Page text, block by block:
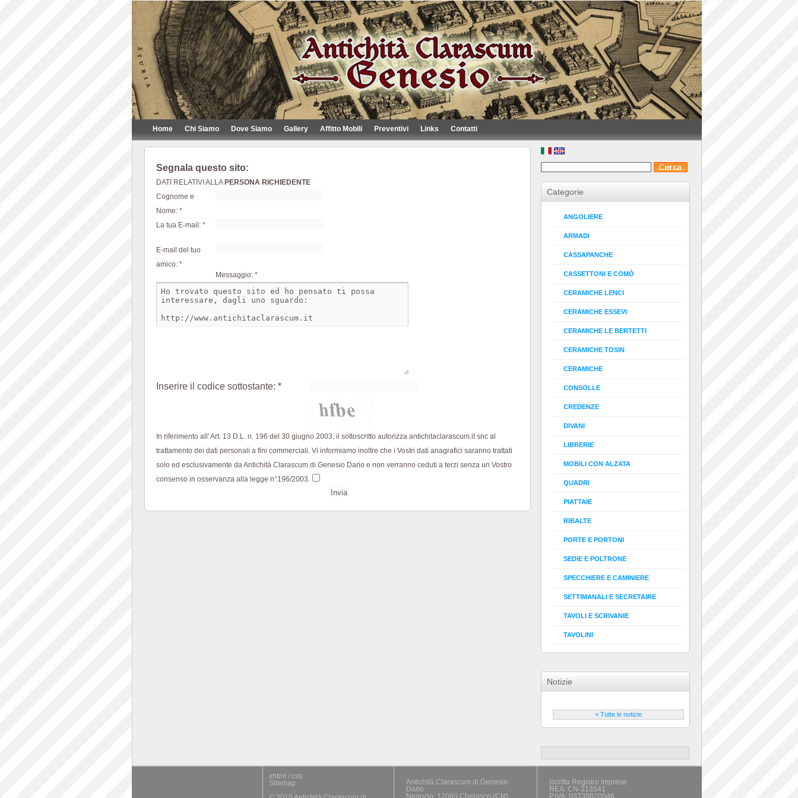
Home Chi Siamo Dove Siamo Gallery Affitto Mobili Preventivi Links Contatti
Segnala questo sito:
DATI RELATIVI ALLA PERSONA RICHIEDENTE
Cognome e
Nome: *
La tua E-mail: *
E-mail del tuo
amico: *
Messaggio: *
Inserire il codice sottostante: *
In riferimento all' Art. 13 D.L. n. 196 del 30 giugno 2003, il sottoscritto autorizza antichitaclarascum.it snc al
trattamento dei dati personali a fini commerciali. Vi informiamo inoltre che i Vostri dati anagrafici saranno trattati
solo ed esclusivamente da Antichità Clarascum di Genesio Dario e non verranno ceduti a terzi senza un Vostro
consenso in osservanza alla legge n°196/2003.
Categorie
ANGOLIERE
ARMADI
CASSAPANCHE
CASSETTONI E COMÒ
CERAMICHE LENCI
CERAMICHE ESSEVI
CERAMICHE LE BERTETTI
CERAMICHE TOSIN
CERAMICHE
CONSOLLE
CREDENZE
DIVANI
LIBRERIE
MOBILI CON ALZATA
QUADRI
PIATTAIE
RIBALTE
PORTE E PORTONI
SEDIE E POLTRONE
SPECCHIERE E CAMINIERE
SETTIMANALI E SECRETAIRE
TAVOLI E SCRIVANIE
TAVOLINI
Notizie
+ Tutte le notizie
xhtml / css
Sitemap
Antichità Clarascum di Genesio
Dario
Negozio: 12060 Cherasco (CN)
Iscritta Registro Imprese
REA: CN-313541
P.IVA: 03738820046